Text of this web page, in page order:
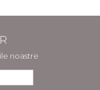
noastre